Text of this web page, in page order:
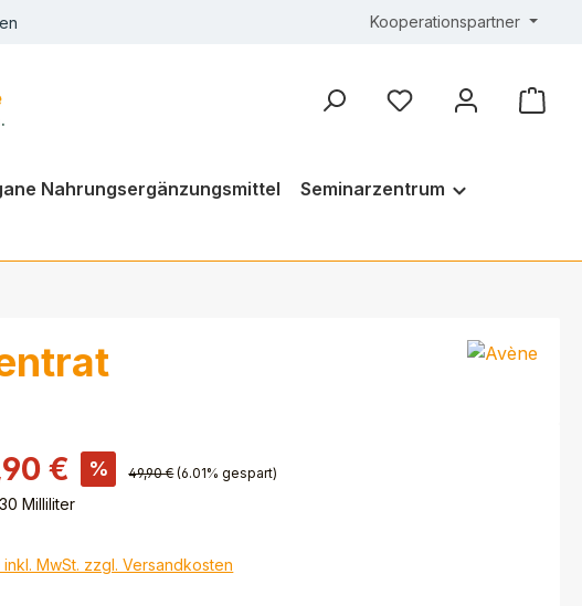
Kooperationspartner
Nahrungsergänzungsmittel
Seminarzentrum
€ % 49,90 € (6.01% gespart)
30 Milliliter
inkl. MwSt. zzgl. Versandkosten